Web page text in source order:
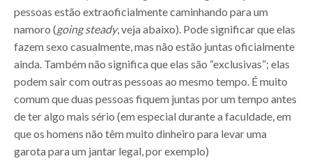
pessoas estão extraoficialmente caminhando para um
namoro (going steady, veja abaixo). Pode significar que elas
fazem sexo casualmente, mas não estão juntas oficialmente
ainda. Também não significa que elas são “exclusivas”; elas
podem sair com outras pessoas ao mesmo tempo. É muito
comum que duas pessoas fiquem juntas por um tempo antes
de ter algo mais sério (em especial durante a faculdade, em
que os homens não têm muito dinheiro para levar uma
garota para um jantar legal, por exemplo)